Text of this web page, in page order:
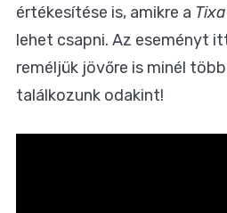
értékesítése is, amikre a Tixa
lehet csapni. Az eseményt
reméljük jövőre is minél
találkozunk odakint!